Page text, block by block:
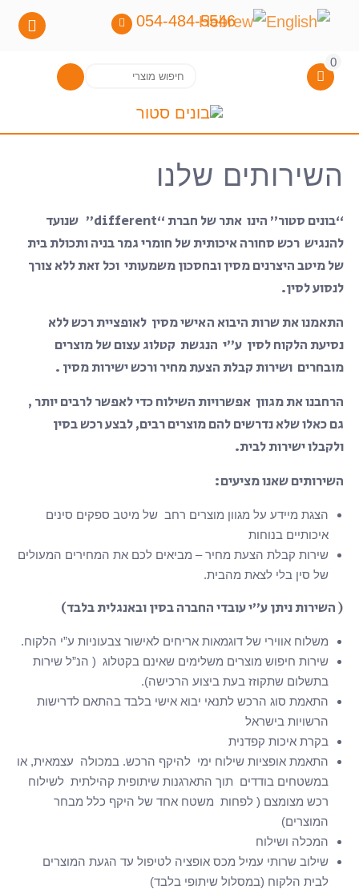
054-484-5546
חיפוש
0
השירותים שלנו
“בונים סטור” הינו אתר של חברת “different” שנועד
להנגיש רכש סחורה איכותית של חומרי גמר בניה ותכולת בית
של מיטב היצרנים מסין ובחסכון משמעותי וכל זאת ללא צורך
לנסוע לסין.
התאמנו את שרות היבוא האישי מסין לאופציית רכש ללא
נסיעת הלקוח לסין ע”י הנגשת קטלוג עצום של מוצרים
מובחרים ושירות קבלת הצעת מחיר ורכש ישירות מסין .
הרחבנו את מגוון אפשרויות השילוח כדי לאפשר לרבים יותר ,
גם כאלו שלא נדרשים להם מוצרים רבים, לבצע רכש בסין
ולקבלו ישירות לבית.
השירותים שאנו מציעים:
הצגת מיידע על מגוון מוצרים רחב של מיטב ספקים סינים
איכותיים בנוחות
שירות קבלת הצעת מחיר – מביאים לכם את המחירים המעולים
של סין בלי לצאת מהבית.
( השירות ניתן ע”י עובדי החברה בסין ובאנגלית בלבד)
משלוח אווירי של דוגמאות אריחים לאישור צבעוניות ע”י הלקוח.
שירות חיפוש מוצרים משלימים שאינם בקטלוג ( הנ”ל שירות
בתשלום שתקוזז בעת ביצוע הרכישה).
התאמת סוג הרכש לתנאי יבוא אישי בלבד בהתאם לדרישות
הרשויות בישראל
בקרת איכות קפדנית
התאמת אופציות שילוח ימי להיקף הרכש. במכולה עצמאית, או
במשטחים בודדים תוך התארגנות שיתופית קהילתית לשילוח
רכש מצומצם ( לפחות משטח אחד של היקף כלל מבחר
המוצרים)
המכלה ושילוח
שילוב שרותי עמיל מכס אופציה לטיפול עד הגעת המוצרים
לבית הלקוח (במסלול שיתופי בלבד)